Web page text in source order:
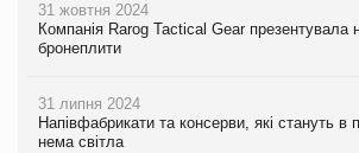
31 жовтня 2024
Компанія Rarog Tactical Gear презентувала
бронеплити
31 липня 2024
Напівфабрикати та консерви, які стануть в
нема світла